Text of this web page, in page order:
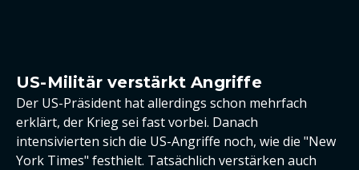
US-Militär verstärkt Angriffe
Der US-Präsident hat allerdings schon mehrfach
erklärt, der Krieg sei fast vorbei. Danach
intensivierten sich die US-Angriffe noch, wie die "New
York Times" festhielt. Tatsächlich verstärken auch